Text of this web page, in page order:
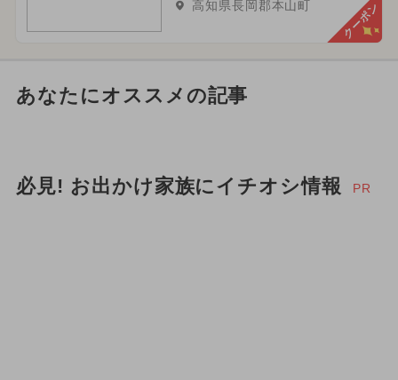
高知県長岡郡本山町 クーポン
あなたにオススメの記事
必見! お出かけ家族にイチオシ情報 PR